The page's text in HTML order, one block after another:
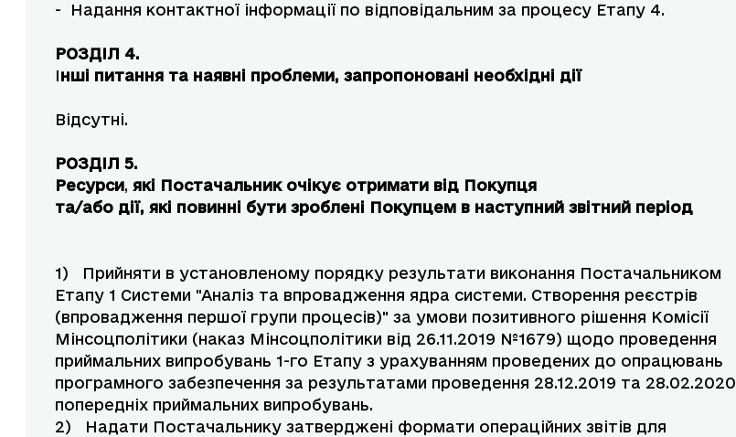
- Надання контактної інформації по відповідальним за процесу Етапу 4.
РОЗДІЛ 4.
Інші питання та наявні проблеми, запропоновані необхідні дії
Відсутні.
РОЗДІЛ 5.
Ресурси, які Постачальник очікує отримати від Покупця
та/або дії, які повинні бути зроблені Покупцем в наступний звітний період
1) Прийняти в установленому порядку результати виконання Постачальником
Етапу 1 Системи "Аналіз та впровадження ядра системи. Створення реєстрів
(впровадження першої групи процесів)" за умови позитивного рішення Комісії
Мінсоцполітики (наказ Мінсоцполітики від 26.11.2019 №1679) щодо проведення
приймальних випробувань 1-го Етапу з урахуванням проведених до опрацювань
програмного забезпечення за результатами проведення 28.12.2019 та 28.02.2020
попередніх приймальних випробувань.
2) Надати Постачальнику затверджені формати операційних звітів для